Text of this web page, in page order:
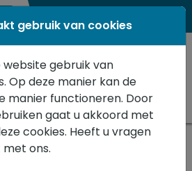
0184 - 652515
gebruik van cookies
website gebruik van
Op deze manier kan de
manier functioneren. Door
gaat u akkoord met
cookies. Heeft u vragen
met ons.